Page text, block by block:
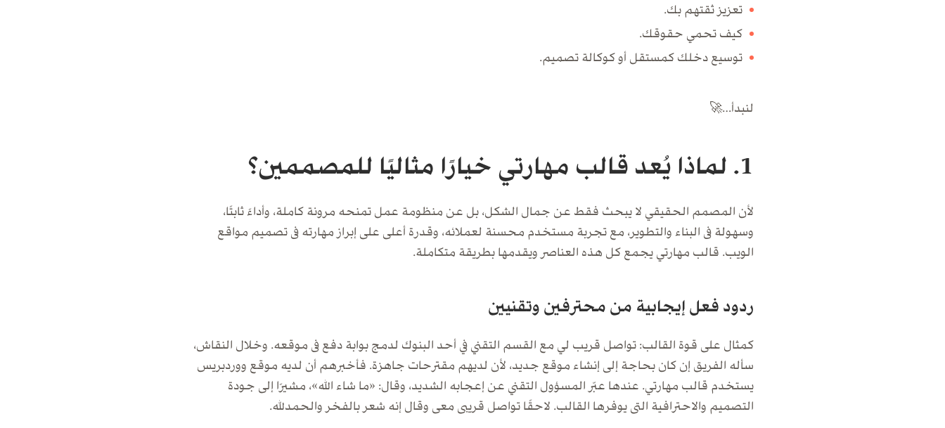
تعزيز ثقتهم بك.
كيف تحمي حقوقك.
توسيع دخلك كمستقل أو كوكالة تصميم.
لنبدأ…🚀
1. لماذا يُعد قالب مهارتي خيارًا مثاليًا للمصممين؟
لأن المصمم الحقيقي لا يبحث فقط عن جمال الشكل، بل عن منظومة عمل تمنحه مرونة كاملة، وأداءً ثابتًا،
وسهولة فى البناء والتطوير، مع تجربة مستخدم محسنة لعملائه، وقدرة أعلى على إبراز مهارته فى تصميم مواقع
الويب. قالب مهارتي يجمع كل هذه العناصر ويقدمها بطريقة متكاملة.
ردود فعل إيجابية من محترفين وتقنيين
كمثال على قوة القالب: تواصل قريب لي مع القسم التقني في أحد البنوك لدمج بوابة دفع فى موقعه. وخلال النقاش،
سأله الفريق إن كان بحاجة إلى إنشاء موقع جديد، لأن لديهم مقترحات جاهزة. فأخبرهم أن لديه موقع ووردبريس
يستخدم قالب مهارتي. عندها عبّر المسؤول التقني عن إعجابه الشديد، وقال: «ما شاء الله»، مشيرًا إلى جودة
التصميم والاحترافية التى يوفرها القالب. لاحقًا تواصل قريبى معى وقال إنه شعر بالفخر والحمدلله.